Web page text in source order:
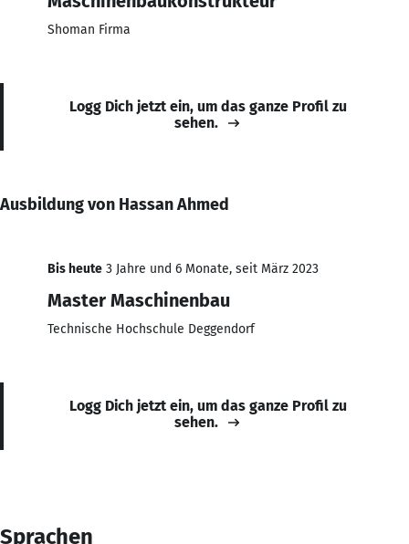
Shoman Firma
Logg Dich jetzt ein, um das ganze Profil zu
sehen.
Ausbildung von Hassan Ahmed
Bis heute 3 Jahre und 6 Monate, seit März 2023
Master Maschinenbau
Technische Hochschule Deggendorf
Logg Dich jetzt ein, um das ganze Profil zu
sehen.
Sprachen